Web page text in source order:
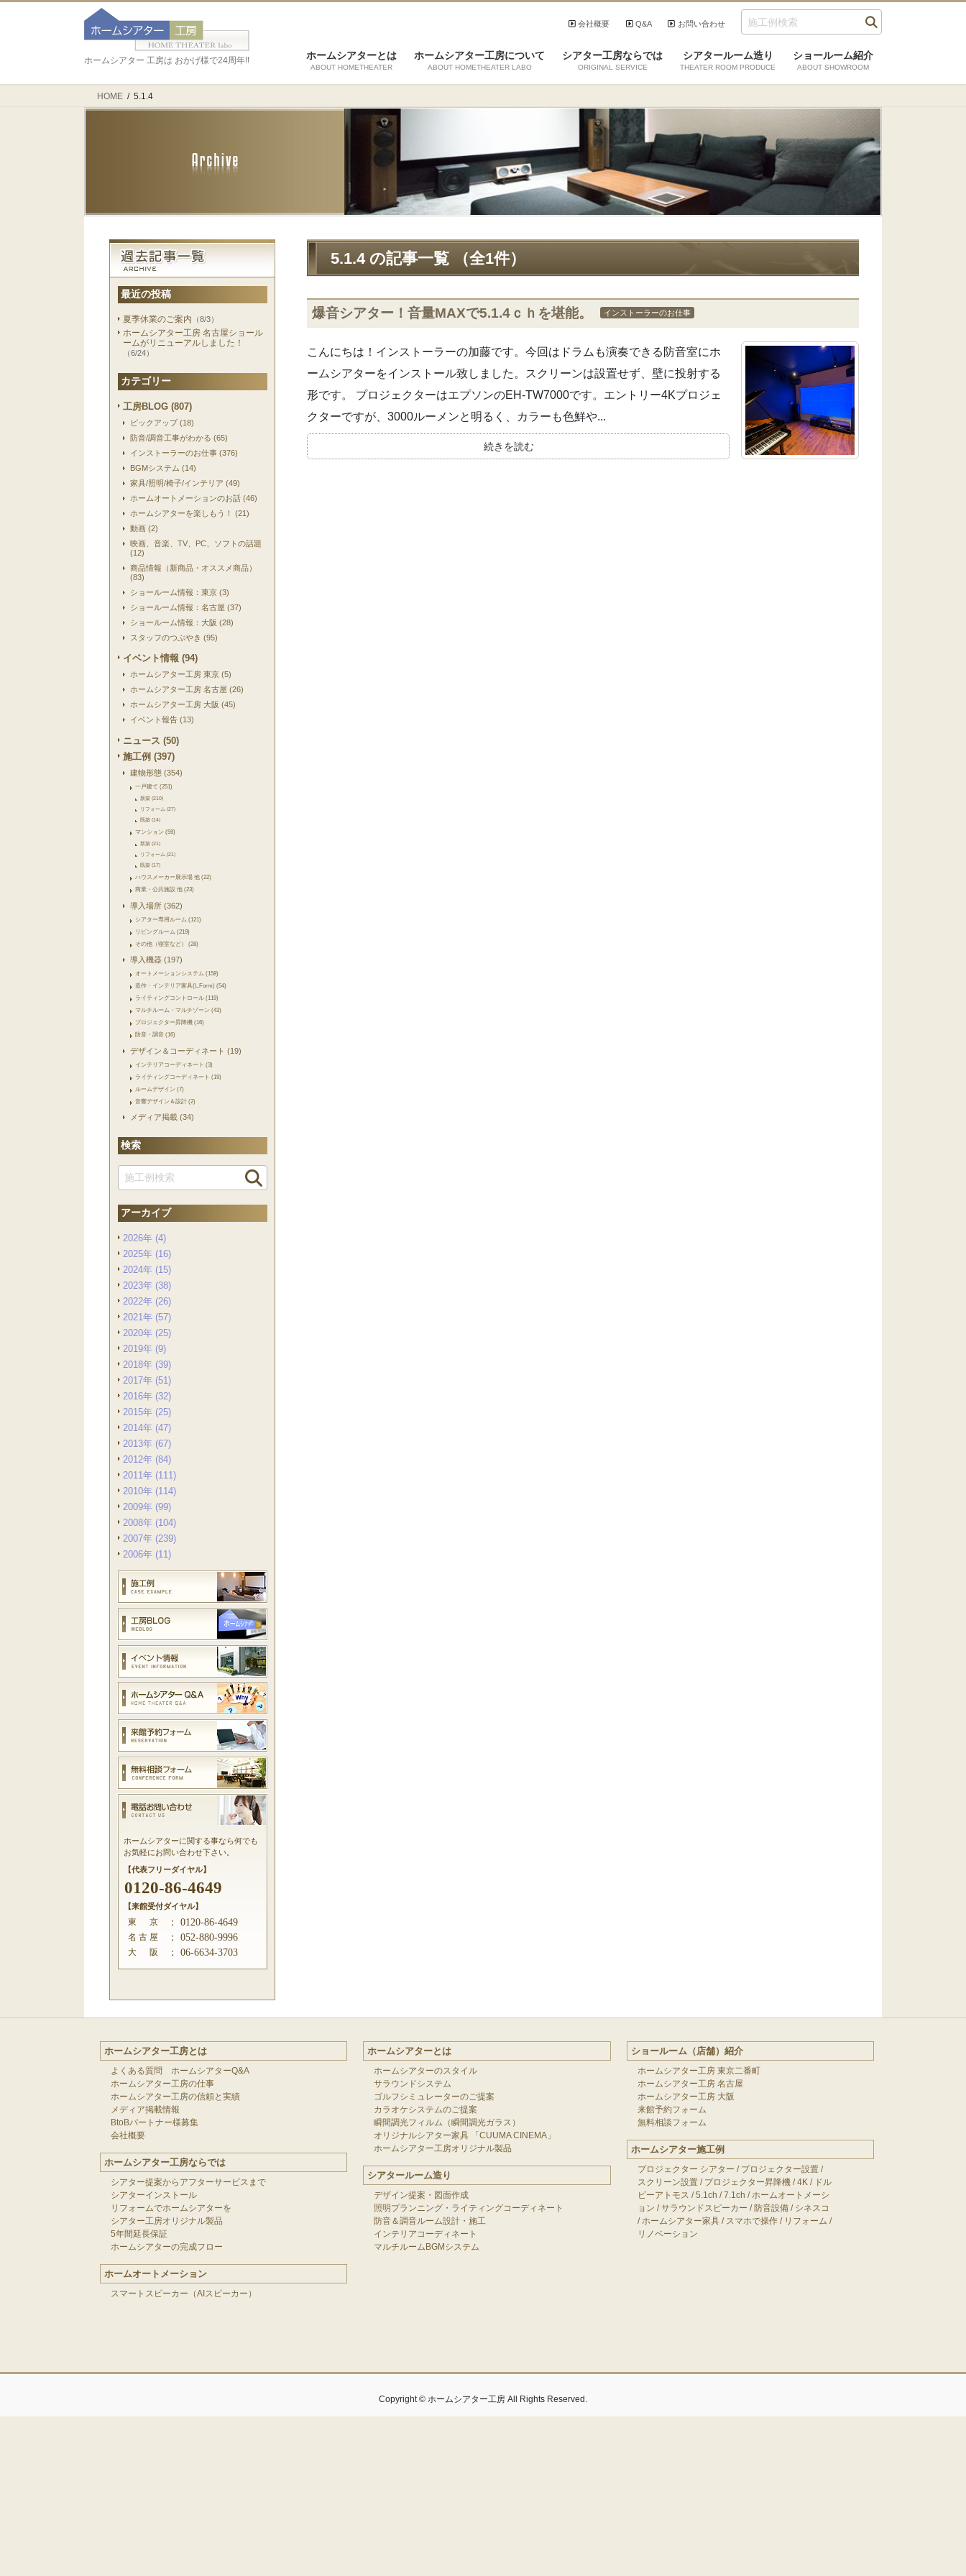
お問い合わせ
Q&A
会社概要
ホームシアター 工房は おかげ様で24周年!! ホームシアターとは
ABOUT HOMETHEATER
ホームシアター工房について
ABOUT HOMETHEATER LABO
シアター工房ならでは
ORIGINAL SERVICE
シアタールーム造り
THEATER ROOM PRODUCE
ショールーム紹介
ABOUT SHOWROOM
HOME 5.1.4
最近の投稿
夏季休業のご案内 （8/3）
ホームシアター工房 名古屋ショール
ームがリニューアルしました！
（6/24）
カテゴリー
工房BLOG (807)
ピックアップ (18)
防音/調音工事がわかる (65)
インストーラーのお仕事 (376)
BGMシステム (14)
家具/照明/椅子/インテリア (49)
ホームオートメーションのお話 (46)
ホームシアターを楽しもう！ (21)
動画 (2)
映画、音楽、TV、PC、ソフトの話題
(12)
商品情報（新商品・オススメ商品）
(83)
ショールーム情報：東京 (3)
ショールーム情報：名古屋 (37)
ショールーム情報：大阪 (28)
スタッフのつぶやき (95)
イベント情報 (94)
ホームシアター工房 東京 (5)
ホームシアター工房 名古屋 (26)
ホームシアター工房 大阪 (45)
イベント報告 (13)
ニュース (50)
施工例 (397)
建物形態 (354)
一戸建て (251)
新築 (210)
リフォーム (27)
既築 (14)
マンション (59)
新築 (21)
リフォーム (21)
既築 (17)
ハウスメーカー展示場 他 (22)
商業・公共施設 他 (23)
導入場所 (362)
シアター専用ルーム (121)
リビングルーム (219)
その他（寝室など） (28)
導入機器 (197)
オートメーションシステム (158)
造作・インテリア家具(L.Form) (54)
ライティングコントロール (119)
マルチルーム・マルチゾーン (43)
プロジェクター昇降機 (16)
防音・調音 (16)
デザイン＆コーディネート (19)
インテリアコーディネート (3)
ライティングコーディネート (19)
ルームデザイン (7)
音響デザイン＆設計 (2)
メディア掲載 (34)
検索
アーカイブ
2026年 (4)
2025年 (16)
2024年 (15)
2023年 (38)
2022年 (26)
2021年 (57)
2020年 (25)
2019年 (9)
2018年 (39)
2017年 (51)
2016年 (32)
2015年 (25)
2014年 (47)
2013年 (67)
2012年 (84)
2011年 (111)
2010年 (114)
2009年 (99)
2008年 (104)
2007年 (239)
2006年 (11)
ホームシアターに関する事なら何でも
お気軽にお問い合わせ下さい。
【代表フリーダイヤル】
0120-86-4649
【来館受付ダイヤル】
東 京 ： 0120-86-4649
名 古 屋 ： 052-880-9996
大 阪 ： 06-6634-3703
5.1.4 の記事一覧 （全1件）
爆音シアター！音量MAXで5.1.4ｃｈを堪能。 インストーラーのお仕事
こんにちは！インストーラーの加藤です。今回はドラムも演奏できる防音室にホ
ームシアターをインストール致しました。スクリーンは設置せず、壁に投射する
形です。 プロジェクターはエプソンのEH-TW7000です。エントリー4Kプロジェ
クターですが、3000ルーメンと明るく、カラーも色鮮や...
続きを読む
ホームシアター工房とは
よくある質問 ホームシアターQ&A
ホームシアター工房の仕事
ホームシアター工房の信頼と実績
メディア掲載情報
BtoBパートナー様募集
会社概要
ホームシアター工房ならでは
シアター提案からアフターサービスまで
シアターインストール
リフォームでホームシアターを
シアター工房オリジナル製品
5年間延長保証
ホームシアターの完成フロー
ホームオートメーション
スマートスピーカー（AIスピーカー）
ホームシアターとは
ホームシアターのスタイル
サラウンドシステム
ゴルフシミュレーターのご提案
カラオケシステムのご提案
瞬間調光フィルム（瞬間調光ガラス）
オリジナルシアター家具 「CUUMA CINEMA」
ホームシアター工房オリジナル製品
シアタールーム造り
デザイン提案・図面作成
照明プランニング・ライティングコーディネート
防音＆調音ルーム設計・施工
インテリアコーディネート
マルチルームBGMシステム
ショールーム（店舗）紹介
ホームシアター工房 東京二番町
ホームシアター工房 名古屋
ホームシアター工房 大阪
来館予約フォーム
無料相談フォーム
ホームシアター施工例
プロジェクター シアター / プロジェクター設置/
スクリーン設置/ プロジェクター昇降機/4K / ドル
ビーアトモス /5.1ch /7.1ch / ホームオートメーシ
ョン /サラウンドスピーカー /防音設備/ シネスコ
/ ホームシアター家具/ スマホで操作/ リフォーム /
リノベーション
Copyright © ホームシアター工房 All Rights Reserved.